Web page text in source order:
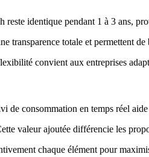
identique pendant 1 à 3 ans,
transparence totale et permettent de
convient aux entreprises
consommation en temps réel
valeur ajoutée différencie les
chaque élément pour